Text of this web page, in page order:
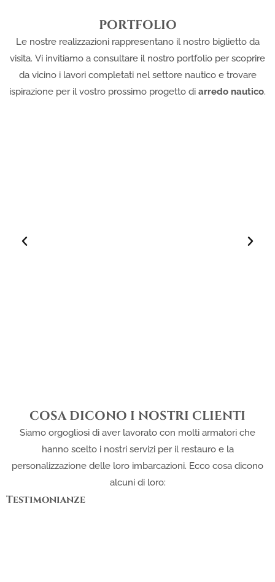
PORTFOLIO
Le nostre realizzazioni rappresentano il nostro biglietto da
visita. Vi invitiamo a consultare il nostro portfolio per scoprire
da vicino i lavori completati nel settore nautico e trovare
ispirazione per il vostro prossimo progetto di arredo nautico.
COSA DICONO I NOSTRI CLIENTI
Siamo orgogliosi di aver lavorato con molti armatori che
hanno scelto i nostri servizi per il restauro e la
personalizzazione delle loro imbarcazioni. Ecco cosa dicono
alcuni di loro:
Testimonianze